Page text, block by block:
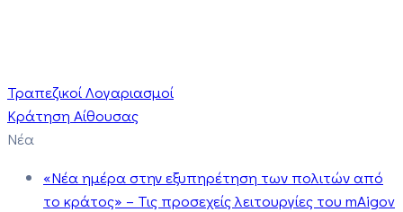
Τραπεζικοί Λογαριασμοί
Κράτηση Αίθουσας
Νέα
«Νέα ημέρα στην εξυπηρέτηση των πολιτών από
το κράτος» – Τις προσεχείς λειτουργίες του mAigov